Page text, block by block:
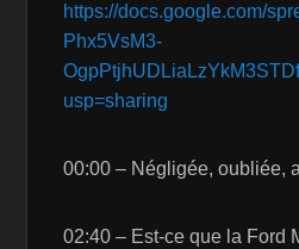
https://docs.google.com/
Phx5VsM3-
usp=sharing
00:00 – Négligée, oubliée,
02:40 – Est-ce que la Ford